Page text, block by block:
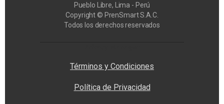
Pueblo Libre, Lima - Perú
Copyright © PrenSmart S.A.C.
Todos los derechos reservados
Términos y Condiciones
Política de Privacidad